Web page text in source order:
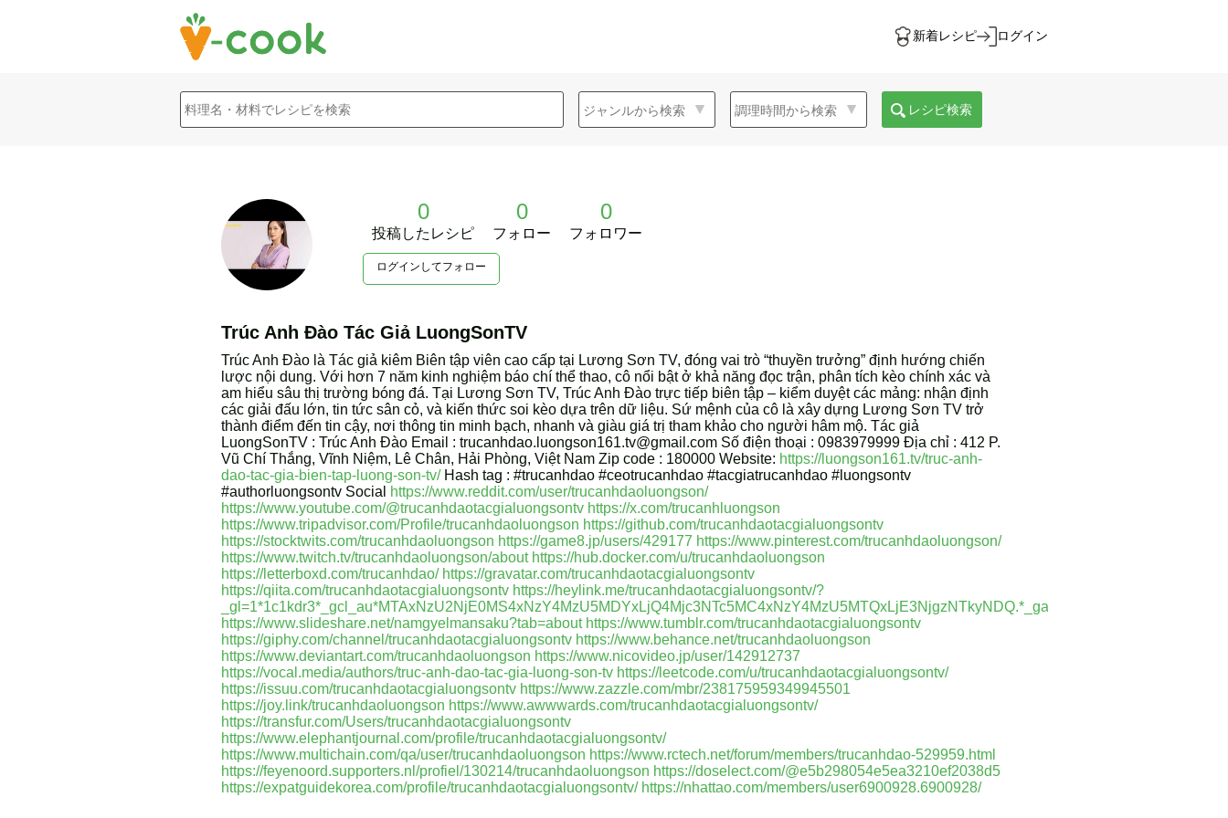
新着レシピ ログイン
レシピ検索
0
投稿したレシピ
0
フォロー
0
フォロワー
ログインしてフォロー
Trúc Anh Đào Tác Giả LuongSonTV
Trúc Anh Đào là Tác giả kiêm Biên tập viên cao cấp tại Lương Sơn TV, đóng vai trò “thuyền trưởng” định hướng chiến
lược nội dung. Với hơn 7 năm kinh nghiệm báo chí thể thao, cô nổi bật ở khả năng đọc trận, phân tích kèo chính xác và
am hiểu sâu thị trường bóng đá. Tại Lương Sơn TV, Trúc Anh Đào trực tiếp biên tập – kiểm duyệt các mảng: nhận định
các giải đấu lớn, tin tức sân cỏ, và kiến thức soi kèo dựa trên dữ liệu. Sứ mệnh của cô là xây dựng Lương Sơn TV trở
thành điểm đến tin cậy, nơi thông tin minh bạch, nhanh và giàu giá trị tham khảo cho người hâm mộ. Tác giả
LuongSonTV : Trúc Anh Đào Email : trucanhdao.luongson161.tv@gmail.com Số điện thoại : 0983979999 Địa chỉ : 412 P.
Vũ Chí Thắng, Vĩnh Niệm, Lê Chân, Hải Phòng, Việt Nam Zip code : 180000 Website: https://luongson161.tv/truc-anh-
dao-tac-gia-bien-tap-luong-son-tv/Hash tag : #trucanhdao #ceotrucanhdao #tacgiatrucanhdao #luongsontv
#authorluongsontv Social
https://www.reddit.com/user/trucanhdaoluongson/
https://www.youtube.com/@trucanhdaotacgialuongsontv https://x.com/trucanhluongson
https://www.tripadvisor.com/Profile/trucanhdaoluongson https://github.com/trucanhdaotacgialuongsontv
https://stocktwits.com/trucanhdaoluongson https://game8.jp/users/429177 https://www.pinterest.com/trucanhdaoluongson/
https://www.twitch.tv/trucanhdaoluongson/about https://hub.docker.com/u/trucanhdaoluongson
https://letterboxd.com/trucanhdao/ https://gravatar.com/trucanhdaotacgialuongsontv
https://qiita.com/trucanhdaotacgialuongsontv https://heylink.me/trucanhdaotacgialuongsontv/?
https://www.slideshare.net/namgyelmansaku?tab=about https://www.tumblr.com/trucanhdaotacgialuongsontv
https://giphy.com/channel/trucanhdaotacgialuongsontv https://www.behance.net/trucanhdaoluongson
https://www.deviantart.com/trucanhdaoluongson https://www.nicovideo.jp/user/142912737
https://vocal.media/authors/truc-anh-dao-tac-gia-luong-son-tv https://leetcode.com/u/trucanhdaotacgialuongsontv/
https://issuu.com/trucanhdaotacgialuongsontv https://www.zazzle.com/mbr/238175959349945501
https://joy.link/trucanhdaoluongson https://www.awwwards.com/trucanhdaotacgialuongsontv/
https://transfur.com/Users/trucanhdaotacgialuongsontv
https://www.elephantjournal.com/profile/trucanhdaotacgialuongsontv/
https://www.multichain.com/qa/user/trucanhdaoluongson https://www.rctech.net/forum/members/trucanhdao-529959.html
https://feyenoord.supporters.nl/profiel/130214/trucanhdaoluongson https://doselect.com/@e5b298054e5ea3210ef2038d5
https://expatguidekorea.com/profile/trucanhdaotacgialuongsontv/ https://nhattao.com/members/user6900928.6900928/